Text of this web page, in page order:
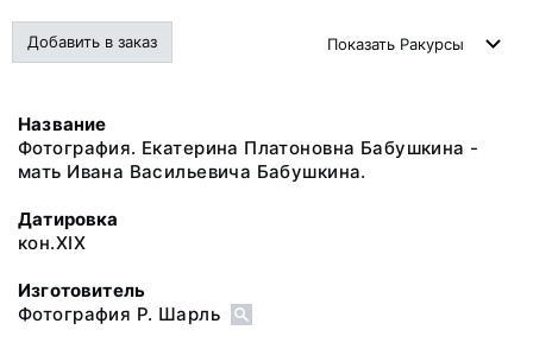
Добавить в заказ Показать Ракурсы
Название
Фотография. Екатерина Платоновна Бабушкина -
мать Ивана Васильевича Бабушкина.
Датировка
кон.XIX
Изготовитель
Фотография Р. Шарль